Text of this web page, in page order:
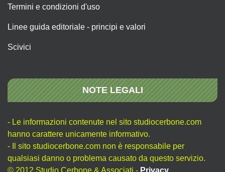
Termini e condizioni d'uso
Linee guida editoriale - principi e valori
Scivici
NOTE LEGALI
- Le informazioni contenute nel sito studiocerbone.com
hanno carattere unicamente informativo.
- Il sito studiocerbone.com non è responsabile per
qualsiasi danno o problema causato da questo servizio.